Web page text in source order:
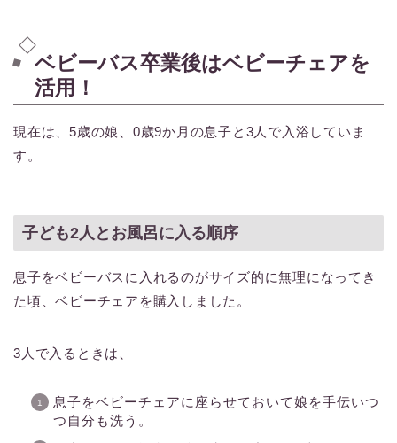
ベビーバス卒業後はベビーチェアを
活用！
現在は、5歳の娘、0歳9か月の息子と3人で入浴していま
す。
子ども2人とお風呂に入る順序
息子をベビーバスに入れるのがサイズ的に無理になってき
た頃、ベビーチェアを購入しました。
3人で入るときは、
息子をベビーチェアに座らせておいて娘を手伝いつ
つ自分も洗う。